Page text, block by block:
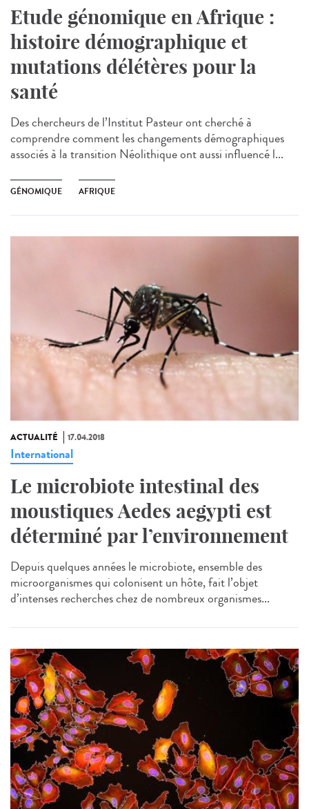
Etude génomique en Afrique :
histoire démographique et
mutations délétères pour la
santé
Des chercheurs de l’Institut Pasteur ont cherché à
comprendre comment les changements démographiques
associés à la transition Néolithique ont aussi influencé l...
GÉNOMIQUE AFRIQUE
ACTUALITÉ 17.04.2018
International
Le microbiote intestinal des
moustiques Aedes aegypti est
déterminé par l’environnement
Depuis quelques années le microbiote, ensemble des
microorganismes qui colonisent un hôte, fait l’objet
d’intenses recherches chez de nombreux organismes...